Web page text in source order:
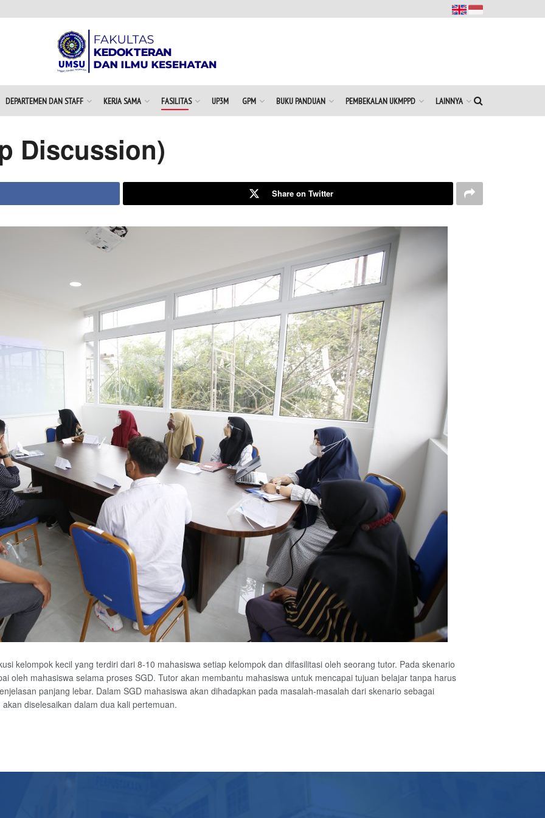
DEPARTEMEN DAN STAFF KERJA SAMA FASILITAS UP3M GPM BUKU PANDUAN PEMBEKALAN UKMPPD LAINNYA
Discussion)
Share on Twitter
kelompok kecil yang terdiri dari 8-10 mahasiswa setiap kelompok dan difasilitasi oleh seorang tutor. Pada skenario
oleh mahasiswa selama proses SGD. Tutor akan membantu mahasiswa untuk mencapai tujuan belajar tanpa harus
panjang lebar. Dalam SGD mahasiswa akan dihadapkan pada masalah-masalah dari skenario sebagai
diselesaikan dalam dua kali pertemuan.